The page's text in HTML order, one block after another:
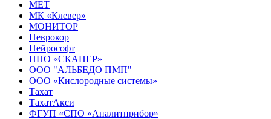
МЕТ
МК «Клевер»
МОНИТОР
Неврокор
Нейрософт
НПО «СКАНЕР»
ООО "АЛЬБЕДО ПМП"
ООО «Кислородные системы»
Тахат
ТахатАкси
ФГУП «СПО «Аналитприбор»